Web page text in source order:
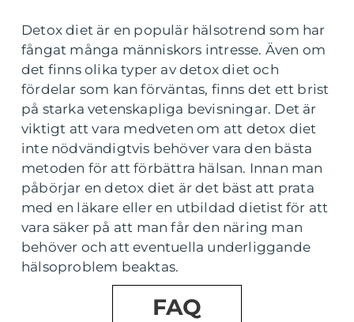
Detox diet är en populär hälsotrend som har
fångat många människors intresse. Även om
det finns olika typer av detox diet och
fördelar som kan förväntas, finns det ett brist
på starka vetenskapliga bevisningar. Det är
viktigt att vara medveten om att detox diet
inte nödvändigtvis behöver vara den bästa
metoden för att förbättra hälsan. Innan man
påbörjar en detox diet är det bäst att prata
med en läkare eller en utbildad dietist för att
vara säker på att man får den näring man
behöver och att eventuella underliggande
hälsoproblem beaktas.
FAQ